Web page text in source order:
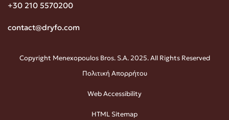
+30 210 5570200
contact@dryfo.com
Copyright Menexopoulos Bros. S.A. 2025. All Rights Reserved
Πολιτική Απορρήτου
Web Accessibility
HTML Sitemap